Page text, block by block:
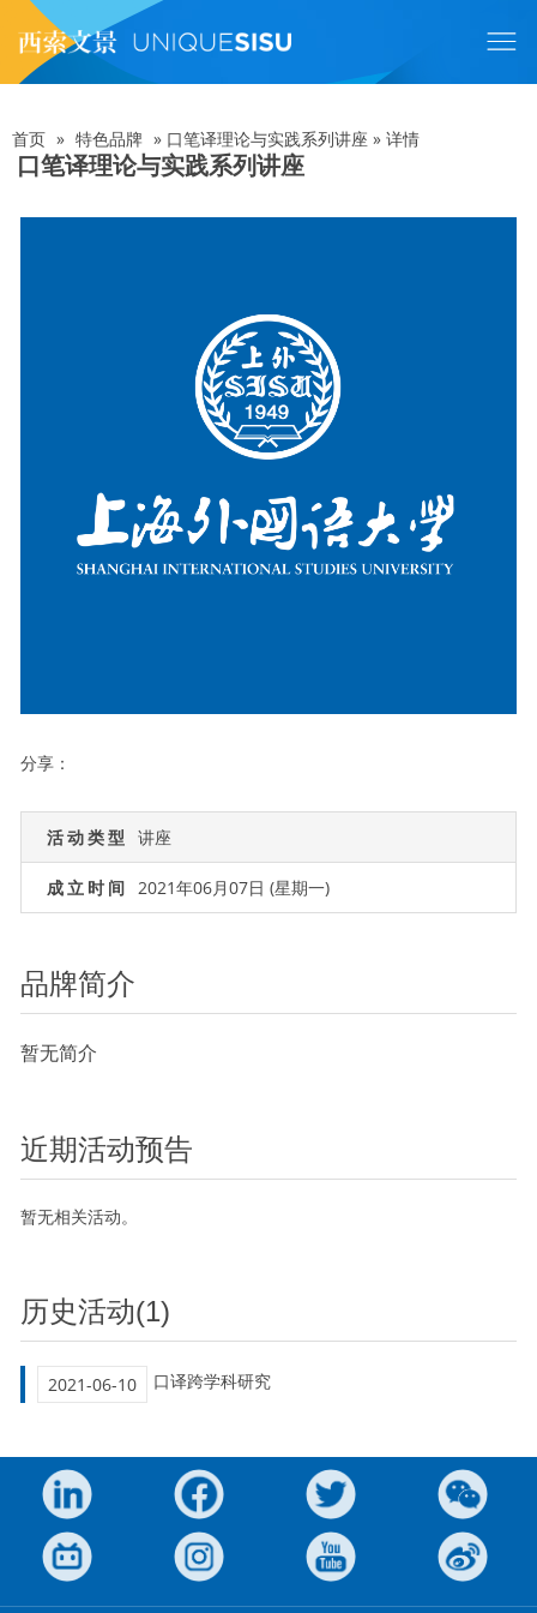
主
内
面
包
首页 » 特色品牌 » 口笔译理论与实践系列讲座 » 详情
口笔译理论与实践系列讲座
分享：
活动类型 讲座
成立时间 2021年06月07日 (星期一)
品牌简介
暂无简介
近期活动预告
暂无相关活动。
历史活动(1)
2021-06-10 口译跨学科研究